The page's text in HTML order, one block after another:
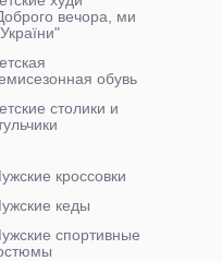
вечора, ми
обувь
столики и
кроссовки
кеды
спортивные